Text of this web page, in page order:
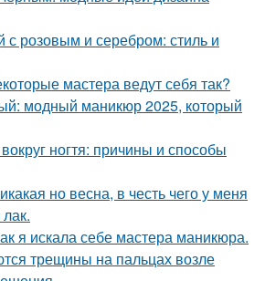
розовым и серебром: стиль и
мастера ведут себя так?
модный маникюр 2025, который
ногтя: причины и способы
но весна, в честь чего у меня
я искала себе мастера маникюра.
трещины на пальцах возле